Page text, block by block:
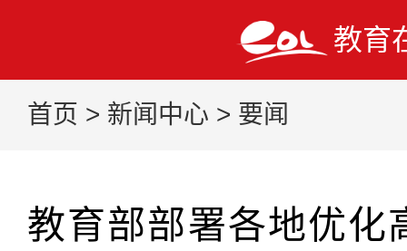
教育
首页 > 新闻中心 > 要闻
教育部部署各地优化